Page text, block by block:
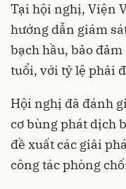
Tại hội nghị, Viện
hướng dẫn giám
bạch hầu, bảo
tuổi, với tỷ lệ phải
Hội nghị đã đánh
cơ bùng phát dịch
đề xuất các giải
công tác phòng